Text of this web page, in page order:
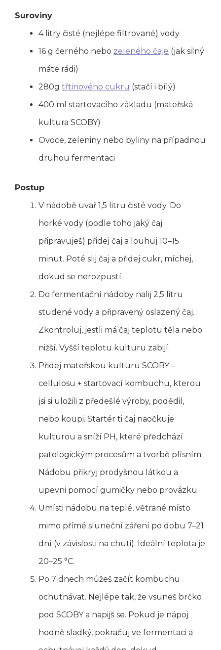
Suroviny
4 litry čisté (nejlépe filtrované) vody
16 g černého nebo zeleného čaje (jak silný
máte rádi)
280g třtinového cukru (stačí i bílý)
400 ml startovacího základu (mateřská
kultura SCOBY)
Ovoce, zeleniny nebo byliny na případnou
druhou fermentaci
Postup
V nádobě uvař 1,5 litru čisté vody. Do
horké vody (podle toho jaký čaj
připravuješ) přidej čaj a louhuj 10–15
minut. Poté slij čaj a přidej cukr, míchej,
dokud se nerozpustí.
Do fermentační nádoby nalij 2,5 litru
studené vody a připravený oslazený čaj.
Zkontroluj, jestli má čaj teplotu těla nebo
nižší. Vyšší teplotu kulturu zabijí.
Přidej mateřskou kulturu SCOBY –
cellulosu + startovací kombuchu, kterou
jsi si uložili z předešlé výroby, podědil,
nebo koupi. Startér ti čaj naočkuje
kulturou a sníží PH, které předchází
patologickým procesům a tvorbě plísním.
Nádobu přikryj prodyšnou látkou a
upevni pomocí gumičky nebo provázku.
Umísti nádobu na teplé, větrané místo
mimo přímé sluneční záření po dobu 7–21
dní (v závislosti na chuti). Ideální teplota je
20–25 °C.
Po 7 dnech můžeš začít kombuchu
ochutnávat. Nejlépe tak, že vsuneš brčko
pod SCOBY a napijš se. Pokud je nápoj
hodně sladký, pokračuj ve fermentaci a